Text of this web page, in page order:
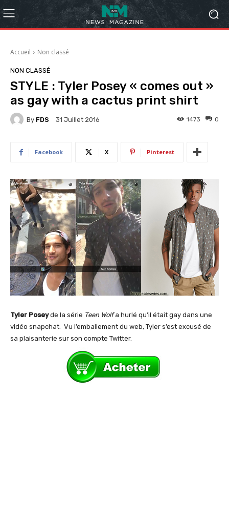
Accueil Non classé
NON CLASSÉ
STYLE : Tyler Posey « comes out »
as gay with a cactus print shirt
By FDS 31 Juillet 2016 0
1473
Facebook X Pinterest
Tyler Poseyde la série Teen Wolfa hurlé qu’il était gay dans une
vidéo snapchat. Vu l’emballement du web, Tyler s’est excusé de
sa plaisanterie sur son compte Twitter.